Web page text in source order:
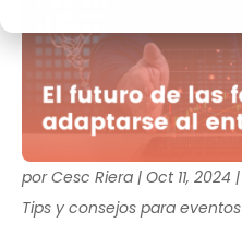
porCesc Riera | Oct 11, 2024 |
Tips y consejos para eventos